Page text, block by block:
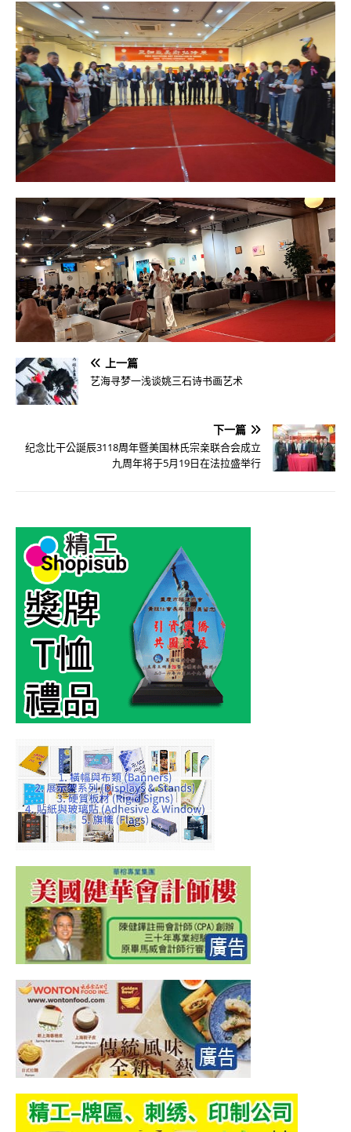
上一篇
艺海寻梦一浅谈姚三石诗书画艺术
下一篇
纪念比干公誕辰3118周年暨美国林氏宗亲联合会成立
九周年将于5月19日在法拉盛举行